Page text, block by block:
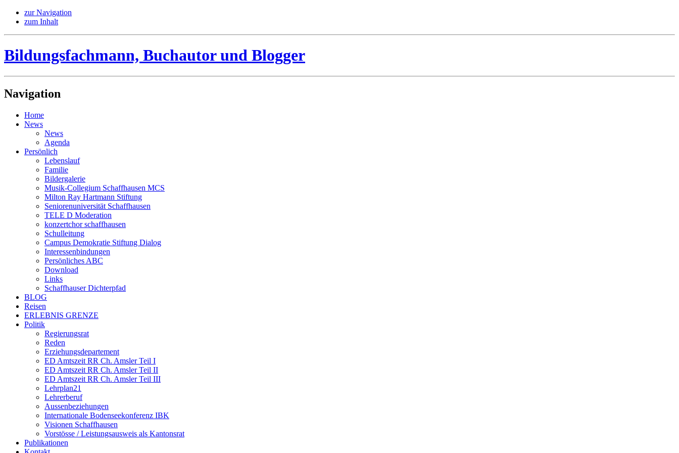
zur Navigation
zum Inhalt
Bildungsfachmann, Buchautor und Blogger
Navigation
Home
News
News
Agenda
Persönlich
Lebenslauf
Familie
Bildergalerie
Musik-Collegium Schaffhausen MCS
Milton Ray Hartmann Stiftung
Seniorenuniversität Schaffhausen
TELE D Moderation
konzertchor schaffhausen
Schulleitung
Campus Demokratie Stiftung Dialog
Interessenbindungen
Persönliches ABC
Download
Links
Schaffhauser Dichterpfad
BLOG
Reisen
ERLEBNIS GRENZE
Politik
Regierungsrat
Reden
Erziehungsdepartement
ED Amtszeit RR Ch. Amsler Teil I
ED Amtszeit RR Ch. Amsler Teil II
ED Amtszeit RR Ch. Amsler Teil III
Lehrplan21
Lehrerberuf
Aussenbeziehungen
Internationale Bodenseekonferenz IBK
Visionen Schaffhausen
Vorstösse / Leistungsausweis als Kantonsrat
Publikationen